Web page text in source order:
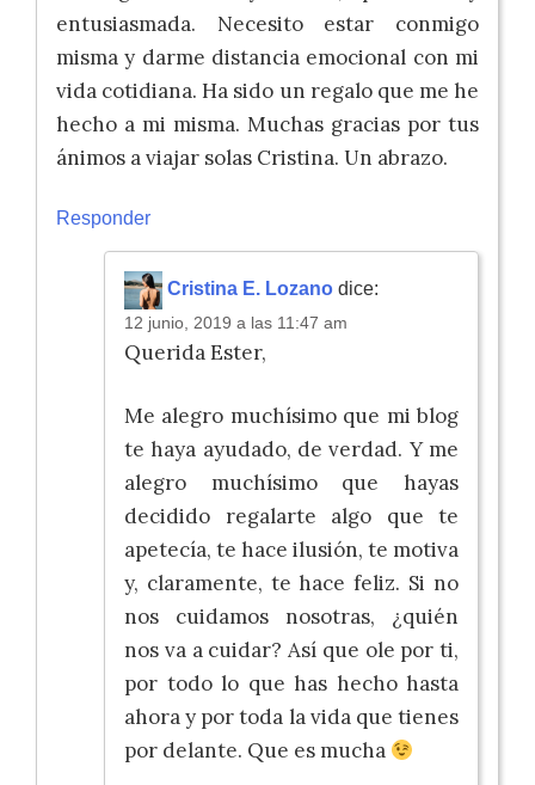
entusiasmada. Necesito estar conmigo
misma y darme distancia emocional con mi
vida cotidiana. Ha sido un regalo que me he
hecho a mi misma. Muchas gracias por tus
ánimos a viajar solas Cristina. Un abrazo.
Responder
Cristina E. Lozano dice:
12 junio, 2019 a las 11:47 am
Querida Ester,
Me alegro muchísimo que mi blog
te haya ayudado, de verdad. Y me
alegro muchísimo que hayas
decidido regalarte algo que te
apetecía, te hace ilusión, te motiva
y, claramente, te hace feliz. Si no
nos cuidamos nosotras, ¿quién
nos va a cuidar? Así que ole por ti,
por todo lo que has hecho hasta
ahora y por toda la vida que tienes
por delante. Que es mucha